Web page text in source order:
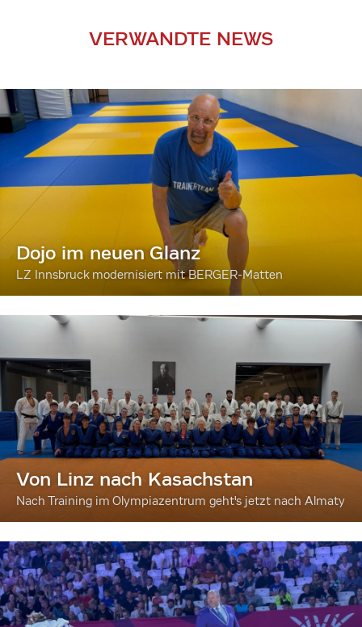
VERWANDTE NEWS
Dojo im neuen Glanz
LZ Innsbruck modernisiert mit BERGER-Matten
Von Linz nach Kasachstan
Nach Training im Olympiazentrum geht's jetzt nach Almaty